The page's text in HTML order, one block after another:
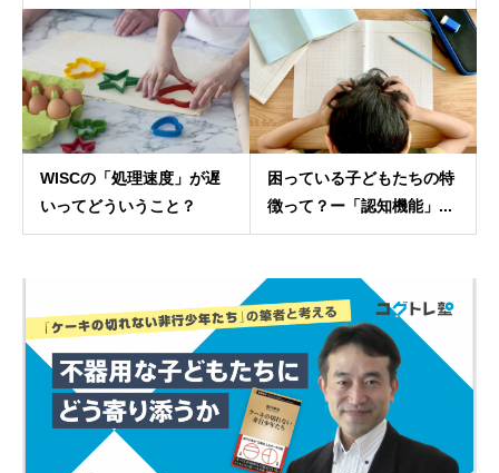
WISCの「処理速度」が遅
いってどういうこと？
困っている子どもたちの特
徴って？ー「認知機能」...